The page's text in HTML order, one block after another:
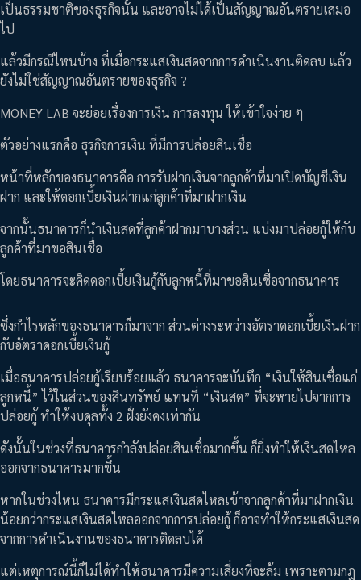
เป็นธรรมชาติของธุรกิจนั้น และอาจไม่ได้เป็นสัญญาณอันตรายเสมอ
ไป
แล้วมีกรณีไหนบ้าง ที่เมื่อกระแสเงินสดจากการดำเนินงานติดลบ แล้ว
ยังไม่ใช่สัญญาณอันตรายของธุรกิจ ?
MONEY LAB จะย่อยเรื่องการเงิน การลงทุน ให้เข้าใจง่าย ๆ
ตัวอย่างแรกคือ ธุรกิจการเงิน ที่มีการปล่อยสินเชื่อ
หน้าที่หลักของธนาคารคือ การรับฝากเงินจากลูกค้าที่มาเปิดบัญชีเงิน
ฝาก และให้ดอกเบี้ยเงินฝากแก่ลูกค้าที่มาฝากเงิน
จากนั้นธนาคารก็นำเงินสดที่ลูกค้าฝากมาบางส่วน แบ่งมาปล่อยกู้ให้กับ
ลูกค้าที่มาขอสินเชื่อ
โดยธนาคารจะคิดดอกเบี้ยเงินกู้กับลูกหนี้ที่มาขอสินเชื่อจากธนาคาร
ซึ่งกำไรหลักของธนาคารก็มาจาก ส่วนต่างระหว่างอัตราดอกเบี้ยเงินฝาก
กับอัตราดอกเบี้ยเงินกู้
เมื่อธนาคารปล่อยกู้เรียบร้อยแล้ว ธนาคารจะบันทึก “เงินให้สินเชื่อแก่
ลูกหนี้” ไว้ในส่วนของสินทรัพย์ แทนที่ “เงินสด” ที่จะหายไปจากการ
ปล่อยกู้ ทำให้งบดุลทั้ง 2 ฝั่งยังคงเท่ากัน
ดังนั้นในช่วงที่ธนาคารกำลังปล่อยสินเชื่อมากขึ้น ก็ยิ่งทำให้เงินสดไหล
ออกจากธนาคารมากขึ้น
หากในช่วงไหน ธนาคารมีกระแสเงินสดไหลเข้าจากลูกค้าที่มาฝากเงิน
น้อยกว่ากระแสเงินสดไหลออกจากการปล่อยกู้ ก็อาจทำให้กระแสเงินสด
จากการดำเนินงานของธนาคารติดลบได้
แต่เหตุการณ์นี้ก็ไม่ได้ทำให้ธนาคารมีความเสี่ยงที่จะล้ม เพราะตามกฎ